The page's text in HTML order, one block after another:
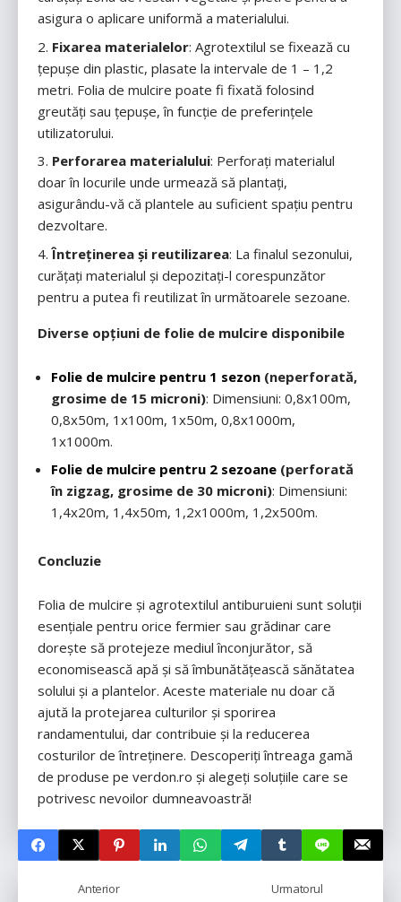
asigura o aplicare uniformă a materialului.
Fixarea materialelor: Agrotextilul se fixează cu
țepușe din plastic, plasate la intervale de 1 – 1,2
metri. Folia de mulcire poate fi fixată folosind
greutăți sau țepușe, în funcție de preferințele
utilizatorului.
Perforarea materialului: Perforați materialul
doar în locurile unde urmează să plantați,
asigurându-vă că plantele au suficient spațiu pentru
dezvoltare.
Întreținerea și reutilizarea: La finalul sezonului,
curățați materialul și depozitați-l corespunzător
pentru a putea fi reutilizat în următoarele sezoane.
Diverse opțiuni de folie de mulcire disponibile
Folie de mulcire pentru 1 sezon (neperforată,
grosime de 15 microni): Dimensiuni: 0,8x100m,
0,8x50m, 1x100m, 1x50m, 0,8x1000m,
1x1000m.
Folie de mulcire pentru 2 sezoane (perforată
în zigzag, grosime de 30 microni): Dimensiuni:
1,4x20m, 1,4x50m, 1,2x1000m, 1,2x500m.
Concluzie
Folia de mulcire și agrotextilul antiburuieni sunt soluții
esențiale pentru orice fermier sau grădinar care
dorește să protejeze mediul înconjurător, să
economisească apă și să îmbunătățească sănătatea
solului și a plantelor. Aceste materiale nu doar că
ajută la protejarea culturilor și sporirea
randamentului, dar contribuie și la reducerea
costurilor de întreținere. Descoperiți întreaga gamă
de produse pe verdon.ro și alegeți soluțiile care se
potrivesc nevoilor dumneavoastră!
Anterior Urmatorul